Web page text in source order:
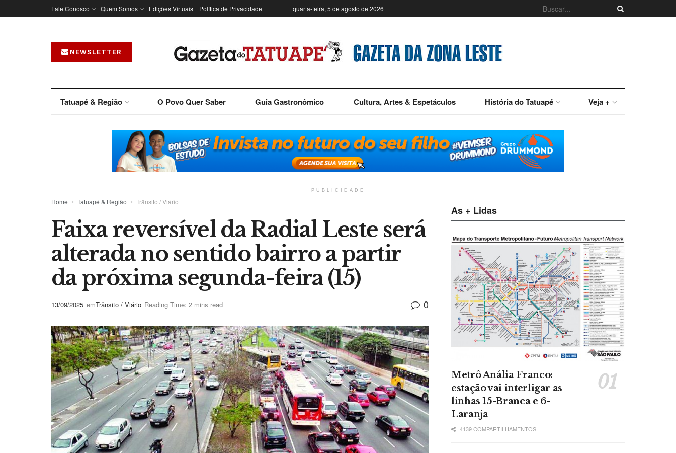
Fale Conosco Quem Somos Edições Virtuais Política de Privacidade quarta-feira, 5 de agosto de 2026
NEWSLETTER
Tatuapé & Região O Povo Quer Saber Guia Gastronômico Cultura, Artes & Espetáculos História do Tatuapé Veja +
PUBLICIDADE
Home Tatuapé & Região Trânsito / Viário
Faixa reversível da Radial Leste será
alterada no sentido bairro a partir
da próxima segunda-feira (15)
13/09/2025 emTrânsito / Viário Reading Time: 2 mins read 0
As + Lidas
Metrô Anália Franco:
estação vai interligar as
linhas 15-Branca e 6-
Laranja
4139 COMPARTILHAMENTOS